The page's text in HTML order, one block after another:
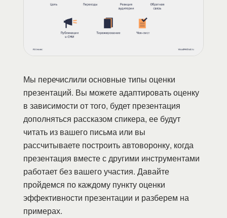
Мы перечислили основные типы оценки
презентаций. Вы можете адаптировать оценку
в зависимости от того, будет презентация
дополняться рассказом спикера, ее будут
читать из вашего письма или вы
рассчитываете построить автоворонку, когда
презентация вместе с другими инструментами
работает без вашего участия. Давайте
пройдемся по каждому пункту оценки
эффективности презентации и разберем на
примерах.